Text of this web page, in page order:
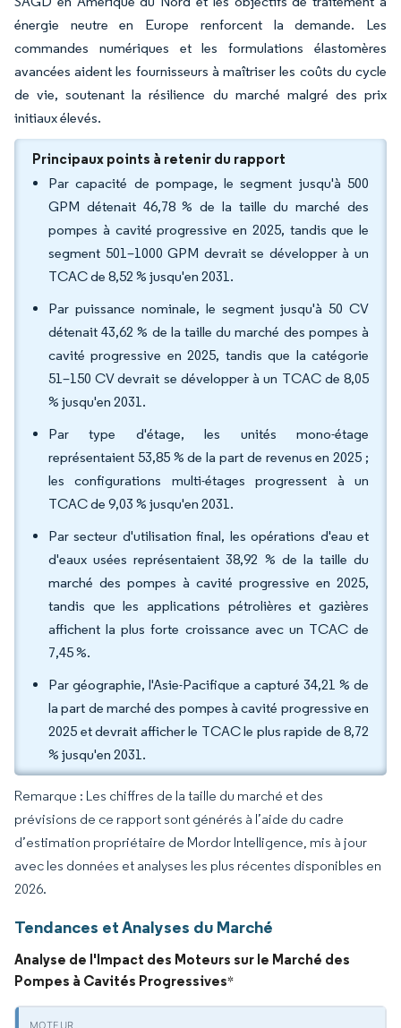
énergie neutre en Europe renforcent la demande. Les
commandes numériques et les formulations élastomères
avancées aident les fournisseurs à maîtriser les coûts du cycle
de vie, soutenant la résilience du marché malgré des prix
initiaux élevés.
Principaux points à retenir du rapport
Par capacité de pompage, le segment jusqu'à 500
GPM détenait 46,78 % de la taille du marché des
pompes à cavité progressive en 2025, tandis que le
segment 501–1000 GPM devrait se développer à un
TCAC de 8,52 % jusqu'en 2031.
Par puissance nominale, le segment jusqu'à 50 CV
détenait 43,62 % de la taille du marché des pompes à
cavité progressive en 2025, tandis que la catégorie
51–150 CV devrait se développer à un TCAC de 8,05
% jusqu'en 2031.
Par type d'étage, les unités mono-étage
représentaient 53,85 % de la part de revenus en 2025 ;
les configurations multi-étages progressent à un
TCAC de 9,03 % jusqu'en 2031.
Par secteur d'utilisation final, les opérations d'eau et
d'eaux usées représentaient 38,92 % de la taille du
marché des pompes à cavité progressive en 2025,
tandis que les applications pétrolières et gazières
affichent la plus forte croissance avec un TCAC de
7,45 %.
Par géographie, l'Asie-Pacifique a capturé 34,21 % de
la part de marché des pompes à cavité progressive en
2025 et devrait afficher le TCAC le plus rapide de 8,72
% jusqu'en 2031.
Remarque : Les chiffres de la taille du marché et des
prévisions de ce rapport sont générés à l’aide du cadre
d’estimation propriétaire de Mordor Intelligence, mis à jour
avec les données et analyses les plus récentes disponibles en
2026.
Tendances et Analyses du Marché
Analyse de l'Impact des Moteurs sur le Marché des
Pompes à Cavités Progressives*